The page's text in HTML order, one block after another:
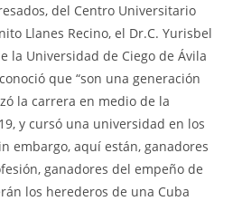
del Centro Universitario
Llanes Recino, el Dr.C. Yurisbel
la Universidad de Ciego de Ávila
que “son una generación
la carrera en medio de la
y cursó una universidad en los
embargo, aquí están, ganadores
ganadores del empeño de
los herederos de una Cuba